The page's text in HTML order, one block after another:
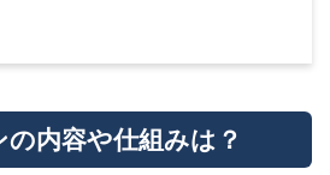
の内容や仕組みは？